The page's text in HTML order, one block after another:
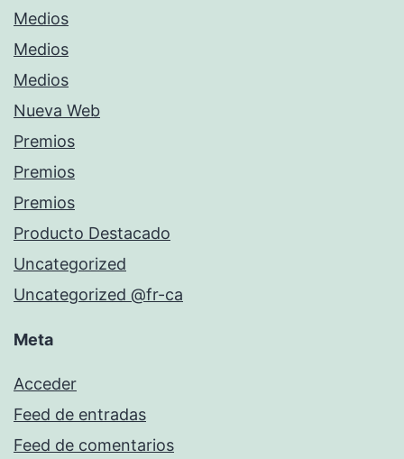
Medios
Medios
Medios
Nueva Web
Premios
Premios
Premios
Producto Destacado
Uncategorized
Uncategorized @fr-ca
Meta
Acceder
Feed de entradas
Feed de comentarios